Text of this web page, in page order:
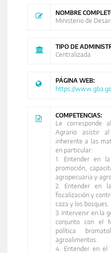
NOMBRE
Ministerio de
TIPO DE
Centralizada
PÁGINA WEB:
https://
COMPETENCIAS:
Le corresponde
Agrario asistir
inherente a las
en particular:
1. Entender en la
promoción,
agropecuaria y
2. Entender en
fiscalización y
caza y los bosques.
3. Intervenir en la
conjunto con el
política
agroalimentos.
4. Entender en el